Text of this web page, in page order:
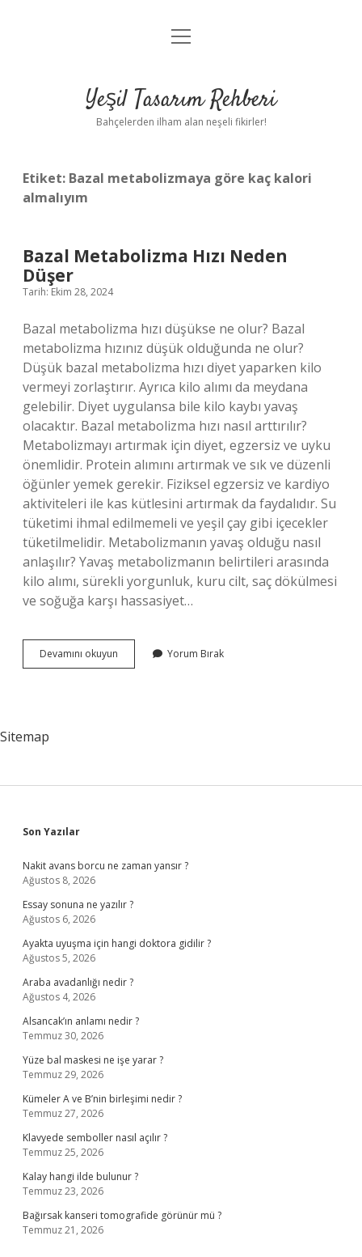
Anasayfa
Yasal Uyarı
menüyü
Yeşil Tasarım Rehberi
Bahçelerden ilham alan neşeli fikirler!
Etiket: Bazal metabolizmaya göre kaç kalori
almalıyım
Bazal Metabolizma Hızı Neden
Düşer
Tarih: Ekim 28, 2024
Bazal metabolizma hızı düşükse ne olur? Bazal
metabolizma hızınız düşük olduğunda ne olur?
Düşük bazal metabolizma hızı diyet yaparken kilo
vermeyi zorlaştırır. Ayrıca kilo alımı da meydana
gelebilir. Diyet uygulansa bile kilo kaybı yavaş
olacaktır. Bazal metabolizma hızı nasıl arttırılır?
Metabolizmayı artırmak için diyet, egzersiz ve uyku
önemlidir. Protein alımını artırmak ve sık ve düzenli
öğünler yemek gerekir. Fiziksel egzersiz ve kardiyo
aktiviteleri ile kas kütlesini artırmak da faydalıdır. Su
tüketimi ihmal edilmemeli ve yeşil çay gibi içecekler
tüketilmelidir. Metabolizmanın yavaş olduğu nasıl
anlaşılır? Yavaş metabolizmanın belirtileri arasında
kilo alımı, sürekli yorgunluk, kuru cilt, saç dökülmesi
ve soğuğa karşı hassasiyet…
Devamını okuyun
Metabolizma
Yorum Bırak
Sitemap
Sidebar
Son Yazılar
Nakit avans borcu ne zaman yansır ?
Ağustos 8, 2026
Essay sonuna ne yazılır ?
Ağustos 6, 2026
Ayakta uyuşma için hangi doktora gidilir ?
Ağustos 5, 2026
Araba avadanlığı nedir ?
Ağustos 4, 2026
Alsancak’ın anlamı nedir ?
Temmuz 30, 2026
Yüze bal maskesi ne işe yarar ?
Temmuz 29, 2026
Kümeler A ve B’nin birleşimi nedir ?
Temmuz 27, 2026
Klavyede semboller nasıl açılır ?
Temmuz 25, 2026
Kalay hangi ilde bulunur ?
Temmuz 23, 2026
Bağırsak kanseri tomografide görünür mü ?
Temmuz 21, 2026